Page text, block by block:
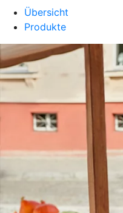
Übersicht
Produkte